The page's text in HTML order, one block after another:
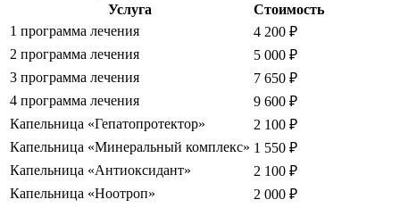
Услуга
Стоимость
1 программа лечения
4 200 ₽
2 программа лечения
5 000 ₽
3 программа лечения
7 650 ₽
4 программа лечения
9 600 ₽
Капельница «Гепатопротектор»
2 100 ₽
Капельница «Минеральный комплекс» 1 550 ₽
Капельница «Антиоксидант»
2 100 ₽
Капельница «Ноотроп»
2 000 ₽